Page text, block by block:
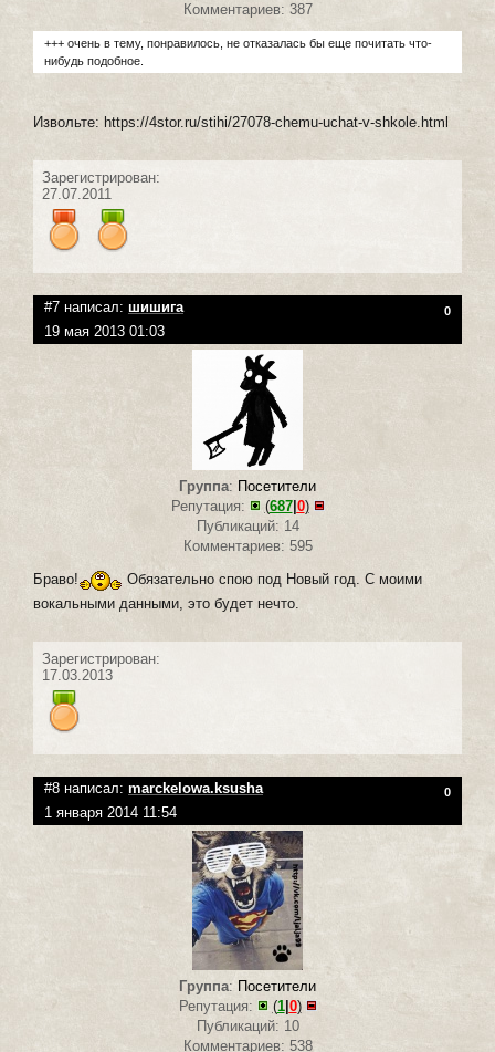
Комментариев: 387
+++ очень в тему, понравилось, не отказалась бы еще почитать что-
нибудь подобное.
Извольте: https://4stor.ru/stihi/27078-chemu-uchat-v-shkole.html
Зарегистрирован:
27.07.2011
#7 написал: шишига 0
19 мая 2013 01:03
Группа: Посетители
Репутация:
(687|0)
Публикаций: 14
Комментариев: 595
Браво!
Обязательно спою под Новый год. С моими
вокальными данными, это будет нечто.
Зарегистрирован:
17.03.2013
#8 написал: marckelowa.ksusha 0
1 января 2014 11:54
Группа: Посетители
Репутация:
(1| 0)
Публикаций: 10
Комментариев: 538